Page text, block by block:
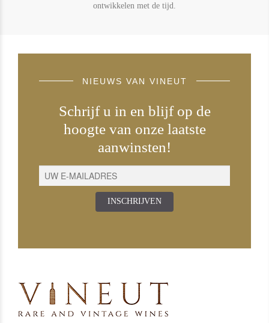
ontwikkelen met de tijd.
NIEUWS VAN VINEUT
Schrijf u in en blijf op de
hoogte van onze laatste
aanwinsten!
INSCHRIJVEN